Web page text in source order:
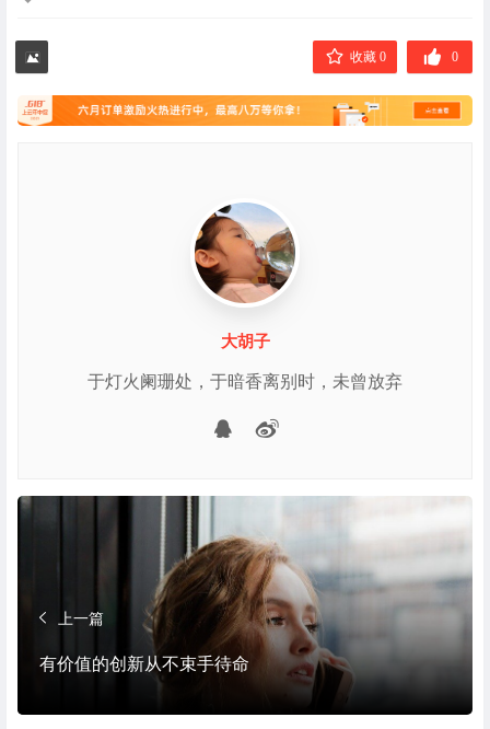
签
收藏 0 0
大胡子
于灯火阑珊处，于暗香离别时，未曾放弃
QQ 微博
上一篇
有价值的创新从不束手待命